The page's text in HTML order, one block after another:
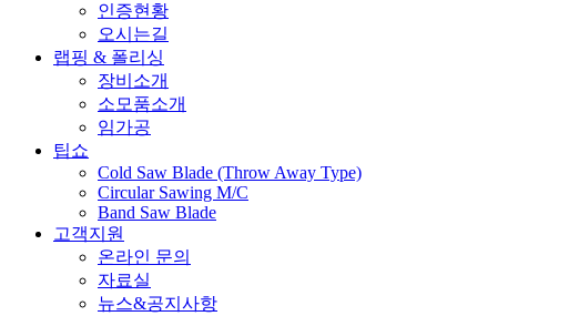
인증현황
오시는길
랩핑 & 폴리싱
장비소개
소모품소개
임가공
팁쇼
Cold Saw Blade (Throw Away Type)
Circular Sawing M/C
Band Saw Blade
고객지원
온라인 문의
자료실
뉴스&공지사항